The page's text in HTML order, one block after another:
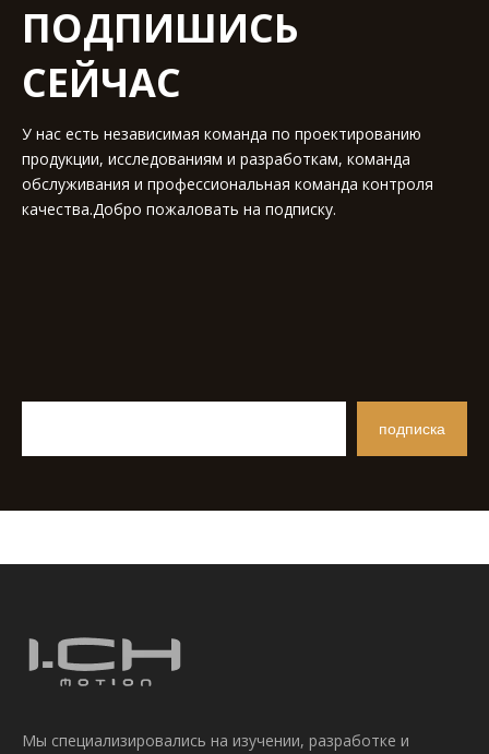
ПОДПИШИСЬ
СЕЙЧАС
У нас есть независимая команда по проектированию
продукции, исследованиям и разработкам, команда
обслуживания и профессиональная команда контроля
качества.Добро пожаловать на подписку.
подписка
Мы специализировались на изучении, разработке и